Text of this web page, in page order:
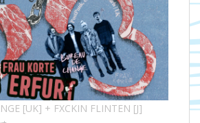
[UK] + FXCKIN FLINTEN [J]